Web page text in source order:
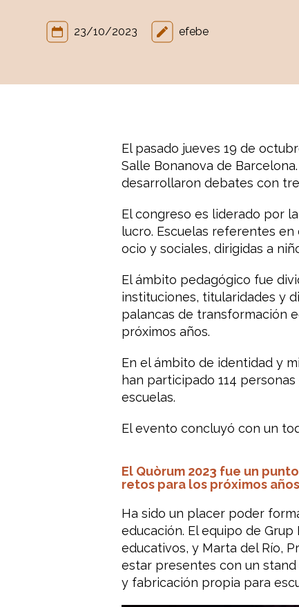
23/10/2023 efebe
El pasado jueves 19 de
Salle Bonanova de
desarrollaron debates con
El congreso es liderado por
lucro. Escuelas referentes
ocio y sociales, dirigidas a
El ámbito pedagógico fue
instituciones, titularidades y
palancas de transformación
próximos años.
En el ámbito de identidad y
han participado 114
escuelas.
El evento concluyó con un
El Quòrum 2023 fue un
retos para los próximos
Ha sido un placer poder
educación. El equipo de
educativos, y Marta del Río,
estar presentes con un
y fabricación propia para